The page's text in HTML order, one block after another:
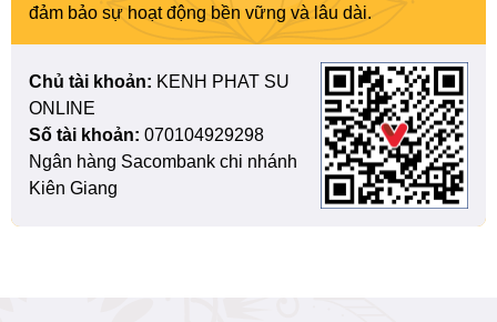
đảm bảo sự hoạt động bền vững và lâu dài.
Chủ tài khoản: KENH PHAT SU
ONLINE
Số tài khoản: 070104929298
Ngân hàng Sacombank chi nhánh
Kiên Giang